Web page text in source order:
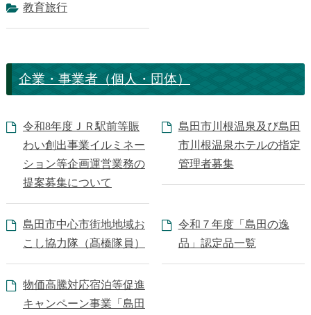
教育旅行
企業・事業者（個人・団体）
令和8年度ＪＲ駅前等賑
わい創出事業イルミネー
ション等企画運営業務の
提案募集について
島田市川根温泉及び島田
市川根温泉ホテルの指定
管理者募集
島田市中心市街地地域お
こし協力隊（髙橋隊員）
令和７年度「島田の逸
品」認定品一覧
物価高騰対応宿泊等促進
キャンペーン事業「島田